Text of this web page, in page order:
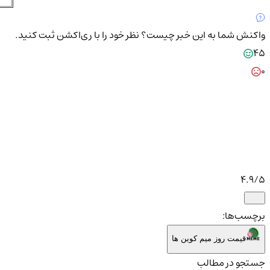
واکنش شما به این خبر چیست؟نظر خود را با ری‌اکشن ثبت کنید.
45
0
4.9/5
برچسب‌ها:
قیمت روز میم کوین ها
جستجو در مطالب